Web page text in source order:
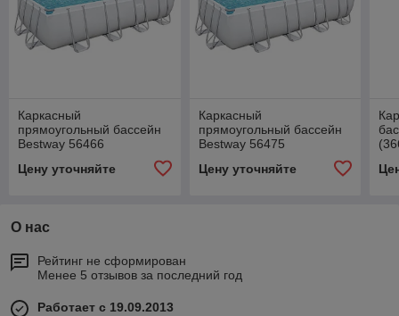
Каркасный
прямоугольный бассейн
Bestway 56466
песочным фильтром,
Цену уточняйте
Каркасный
прямоугольный бассейн
Bestway 56475
песочным фильтром,
Цену уточняйте
О нас
Рейтинг не сформирован
Менее 5 отзывов за последний год
Работает с 19.09.2013